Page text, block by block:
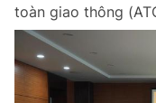
toàn giao thông